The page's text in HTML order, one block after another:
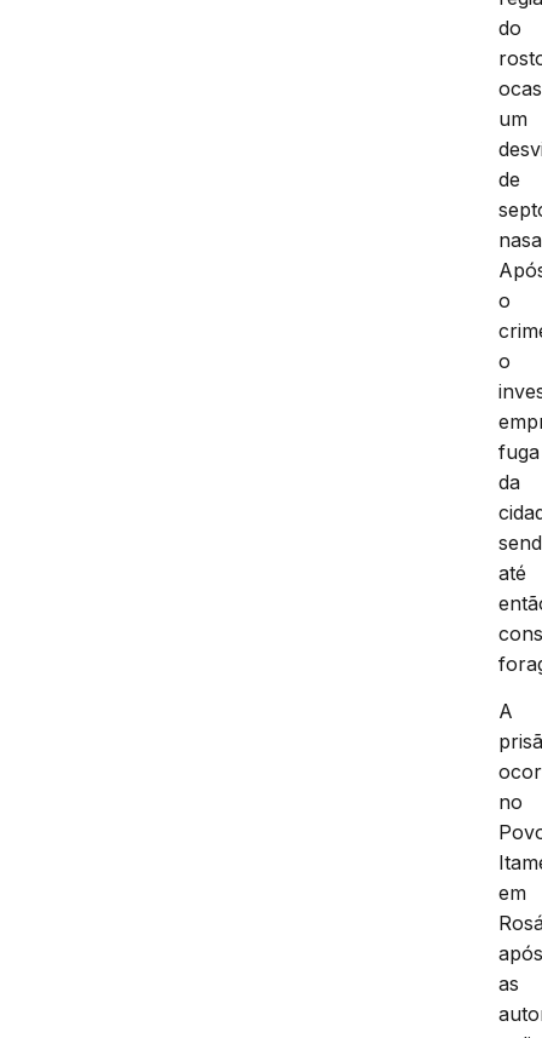
do
um
de
o
o
fuga
da
até
A
no
em
as